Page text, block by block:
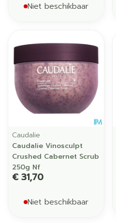
Niet beschikbaar
Caudalie
Caudalie Vinosculpt
Crushed Cabernet Scrub
250g Nf
€ 31,70
Niet beschikbaar